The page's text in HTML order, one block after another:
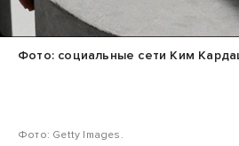
Фото: социальные сети Ким
Фото: Getty Images.